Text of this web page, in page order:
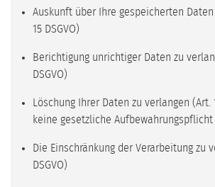
Auskunft über Ihre gespeicherten Daten
15 DSGVO)
Berichtigung unrichtiger Daten zu
DSGVO)
Löschung Ihrer Daten zu verlangen (Art.
keine gesetzliche
Die Einschränkung der Verarbeitung zu
DSGVO)